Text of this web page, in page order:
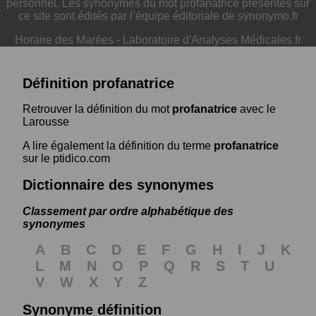
personnel. Les synonymes du mot profanatrice présentés sur
ce site sont édités par l’équipe éditoriale de synonymo.fr
Horaire des Marées - Laboratoire d'Analyses Médicales.fr
Définition profanatrice
Retrouver la définition du mot profanatrice avec le
Larousse
A lire également la définition du terme profanatrice
sur le ptidico.com
Dictionnaire des synonymes
Classement par ordre alphabétique des
synonymes
A B C D E F G H I J
K
L
M N O P Q R S T
U
V
W X Y
Z
Synonyme définition